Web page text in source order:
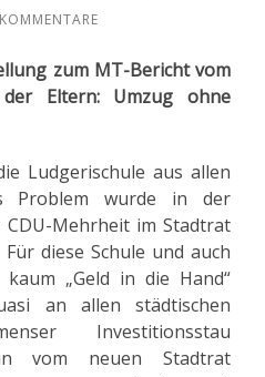
zum MT-Bericht vom
der Eltern: Umzug ohne
Ludgerischule aus allen
Problem wurde in der
Mehrheit im Stadtrat
diese Schule und auch
„Geld in die Hand“
an allen städtischen
Investitionsstau
vom neuen Stadtrat